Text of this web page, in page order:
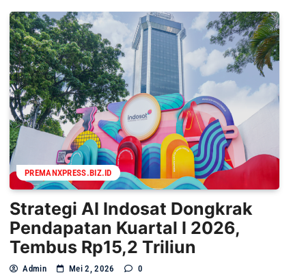
PREMANXPRESS.BIZ.ID
Strategi AI Indosat Dongkrak
Pendapatan Kuartal I 2026,
Tembus Rp15,2 Triliun
Admin Mei 2, 2026 0